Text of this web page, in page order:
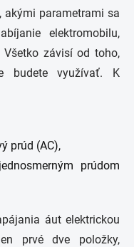
akými parametrami sa
elektromobilu,
závisí od toho,
budete využívať. K
prúd (AC),
prúdom
áut elektrickou
prvé dve položky,